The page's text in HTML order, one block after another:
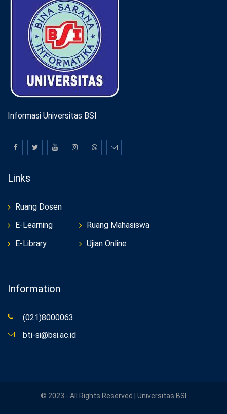
Informasi Universitas BSI
Links
Ruang Dosen
E-Learning
E-Library
Ruang Mahasiswa
Ujian Online
Information
(021)8000063
bti-si@bsi.ac.id
© 2023 - All Rights Reserved | Universitas BSI